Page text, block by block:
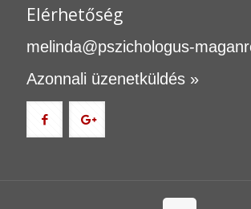
Elérhetőség
melinda@pszichologus-
Azonnali üzenetküldés »